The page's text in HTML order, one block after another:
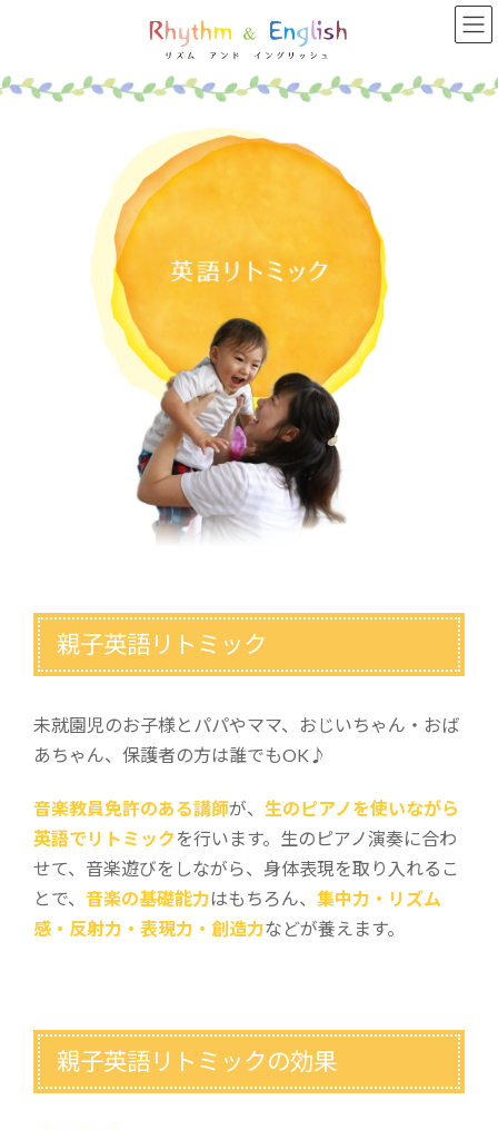
ン
ツ
ー
シ
親子英語リトミック
未就園児のお子様とパパやママ、おじいちゃん・おば
あちゃん、保護者の方は誰でもOK♪
音楽教員免許のある講師が、 生のピアノを使いながら
英語でリトミックを行います。生のピアノ演奏に合わ
せて、音楽遊びをしながら、身体表現を取り入れるこ
とで、 音楽の基礎能力はもちろん、 集中力・リズム
感・反射力・表現力・創造力などが養えます。
親子英語リトミックの効果